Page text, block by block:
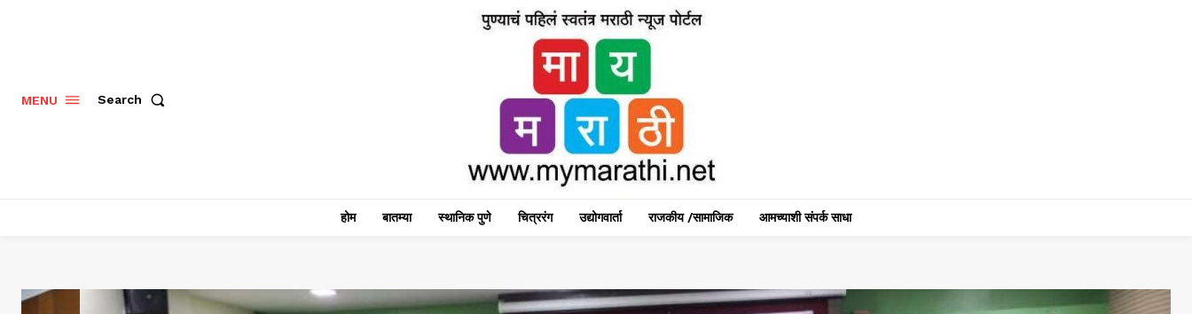
MENU Search
होम बातम्या स्थानिक पुणे चित्ररंग उद्योगवार्ता राजकीय /सामाजिक आमच्याशी संपर्क साधा